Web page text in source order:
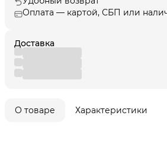
Оплата — картой, СБП или
Доставка
О товаре Характеристики